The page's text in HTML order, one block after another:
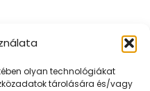
olyan technológiákat
tárolására és/vagy